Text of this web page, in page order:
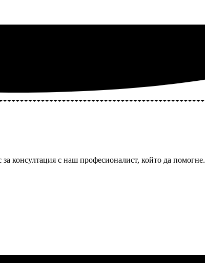
консултация с наш професионалист, който да помогне.